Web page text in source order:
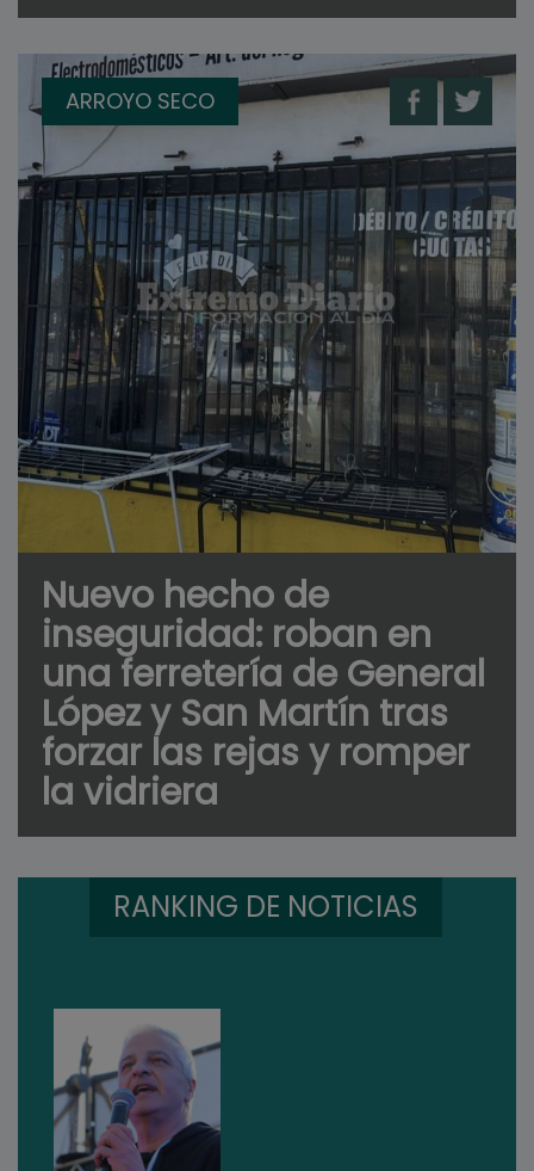
ARROYO SECO
Nuevo hecho de
inseguridad: roban en
una ferretería de General
López y San Martín tras
forzar las rejas y romper
la vidriera
RANKING DE NOTICIAS